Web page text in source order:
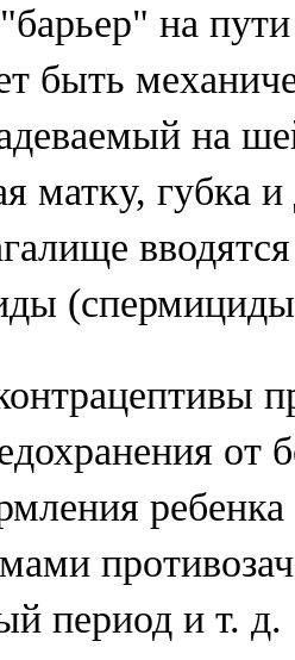
"барьер" на
быть
на
матку, губка
период и т. д.